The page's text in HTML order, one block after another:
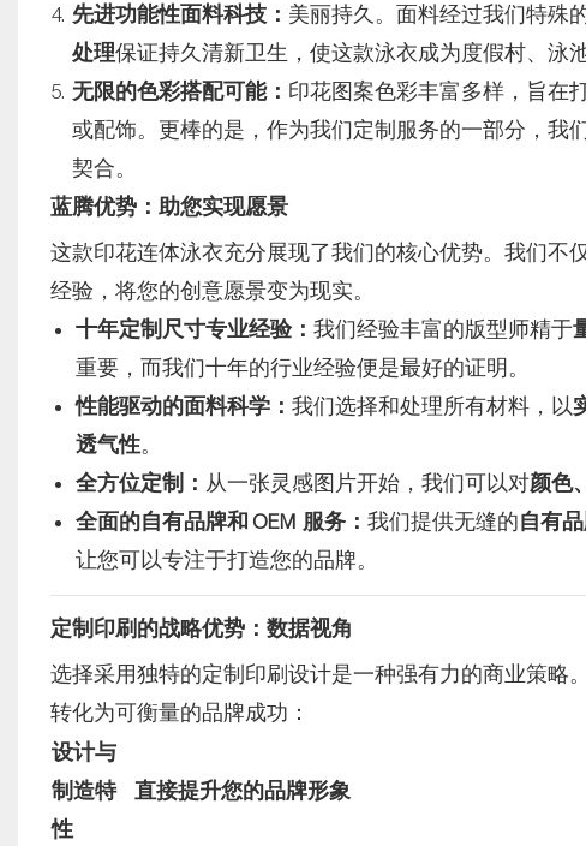
先进功能性面料科技： 美丽持久。面料经过我们特殊
处理保证持久清新卫生，使这款泳衣成为度假村、泳
无限的色彩搭配可能： 印花图案色彩丰富多样，旨在
或配饰。更棒的是，作为我们定制服务的一部分，我
契合。
蓝腾优势：助您实现愿景
这款印花连体泳衣充分展现了我们的核心优势。我们不
经验，将您的创意愿景变为现实。
十年定制尺寸专业经验：我们经验丰富的版型师精于
重要，而我们十年的行业经验便是最好的证明。
性能驱动的面料科学：我们选择和处理所有材料，以
透气性。
全方位定制： 从一张灵感图片开始，我们可以对颜色
全面的自有品牌和 OEM 服务：我们提供无缝的自有
让您可以专注于打造您的品牌。
定制印刷的战略优势：数据视角
选择采用独特的定制印刷设计是一种强有力的商业策略
转化为可衡量的品牌成功：
设计与
制造特
性
直接提升您的品牌形象